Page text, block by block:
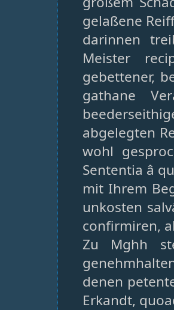
gelaßene
darinnen
Meister
gebettener,
gathane
abgelegten
wohl
Sententia â
mit Ihrem
unkosten
confirmiren,
Zu Mghh
denen
Erkandt,